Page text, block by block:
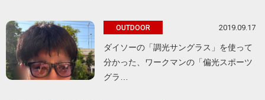
OUTDOOR 2019.09.17
ダイソーの「調光サングラス」を使って
分かった、ワークマンの「偏光スポーツ
グラ…